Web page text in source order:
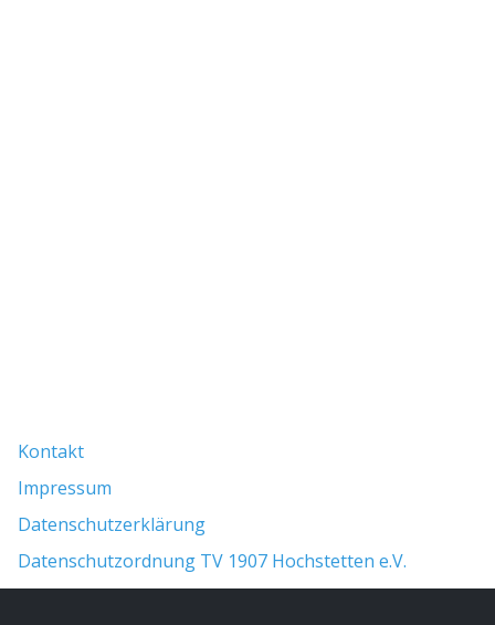
Fußzeile
Kontakt
Impressum
Datenschutzerklärung
Datenschutzordnung TV 1907 Hochstetten e.V.